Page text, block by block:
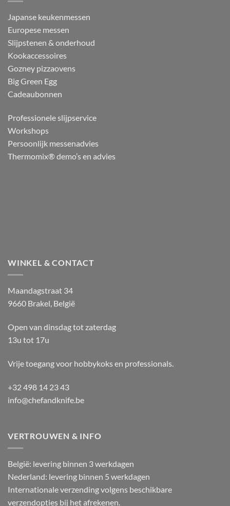
Japanse keukenmessen
Europese messen
Slijpstenen & onderhoud
Kookaccessoires
Gozney pizzaovens
Big Green Egg
Cadeaubonnen
Professionele slijpservice
Workshops
Persoonlijk messenadvies
Thermomix® demo’s en advies
WINKEL & CONTACT
Maandagstraat 34
9660 Brakel, België
Open van dinsdag tot zaterdag
13u tot 17u
Vrije toegang voor hobbykoks en professionals.
+32 498 14 23 43
info@chefandknife.be
VERTROUWEN & INFO
België: levering binnen 3 werkdagen
Nederland: levering binnen 5 werkdagen
Internationale verzending volgens beschikbare
verzendopties bij het afrekenen.